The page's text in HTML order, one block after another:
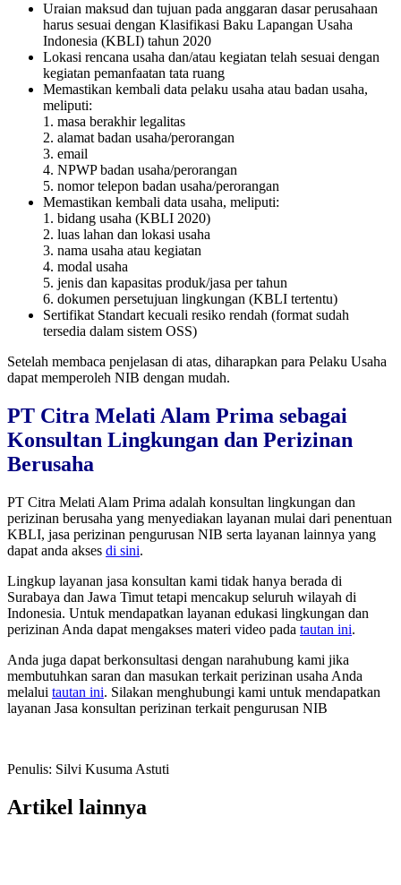
Uraian maksud dan tujuan pada anggaran dasar perusahaan
harus sesuai dengan Klasifikasi Baku Lapangan Usaha
Indonesia (KBLI) tahun 2020
Lokasi rencana usaha dan/atau kegiatan telah sesuai dengan
kegiatan pemanfaatan tata ruang
Memastikan kembali data pelaku usaha atau badan usaha,
meliputi:
1. masa berakhir legalitas
2. alamat badan usaha/perorangan
3. email
4. NPWP badan usaha/perorangan
5. nomor telepon badan usaha/perorangan
Memastikan kembali data usaha, meliputi:
1. bidang usaha (KBLI 2020)
2. luas lahan dan lokasi usaha
3. nama usaha atau kegiatan
4. modal usaha
5. jenis dan kapasitas produk/jasa per tahun
6. dokumen persetujuan lingkungan (KBLI tertentu)
Sertifikat Standart kecuali resiko rendah (format sudah
tersedia dalam sistem OSS)
Setelah membaca penjelasan di atas, diharapkan para Pelaku Usaha
dapat memperoleh NIB dengan mudah.
PT Citra Melati Alam Prima sebagai
Konsultan Lingkungan dan Perizinan
Berusaha
PT Citra Melati Alam Prima adalah konsultan lingkungan dan
perizinan berusaha yang menyediakan layanan mulai dari penentuan
KBLI, jasa perizinan pengurusan NIB serta layanan lainnya yang
dapat anda akses di sini.
Lingkup layanan jasa konsultan kami tidak hanya berada di
Surabaya dan Jawa Timut tetapi mencakup seluruh wilayah di
Indonesia. Untuk mendapatkan layanan edukasi lingkungan dan
perizinan Anda dapat mengakses materi video pada tautan ini.
Anda juga dapat berkonsultasi dengan narahubung kami jika
membutuhkan saran dan masukan terkait perizinan usaha Anda
melalui tautan ini. Silakan menghubungi kami untuk mendapatkan
layanan Jasa konsultan perizinan terkait pengurusan NIB
Penulis: Silvi Kusuma Astuti
Artikel lainnya